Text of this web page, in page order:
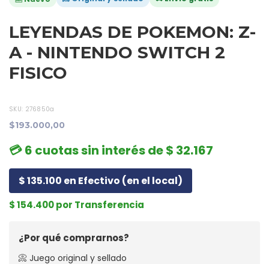
LEYENDAS DE POKEMON: Z-
A - NINTENDO SWITCH 2
FISICO
SKU: 276850a
$193.000,00
💳 6 cuotas sin interés de $ 32.167
$ 135.100 en Efectivo (en el local)
$ 154.400 por Transferencia
¿Por qué comprarnos?
📀 Juego original y sellado